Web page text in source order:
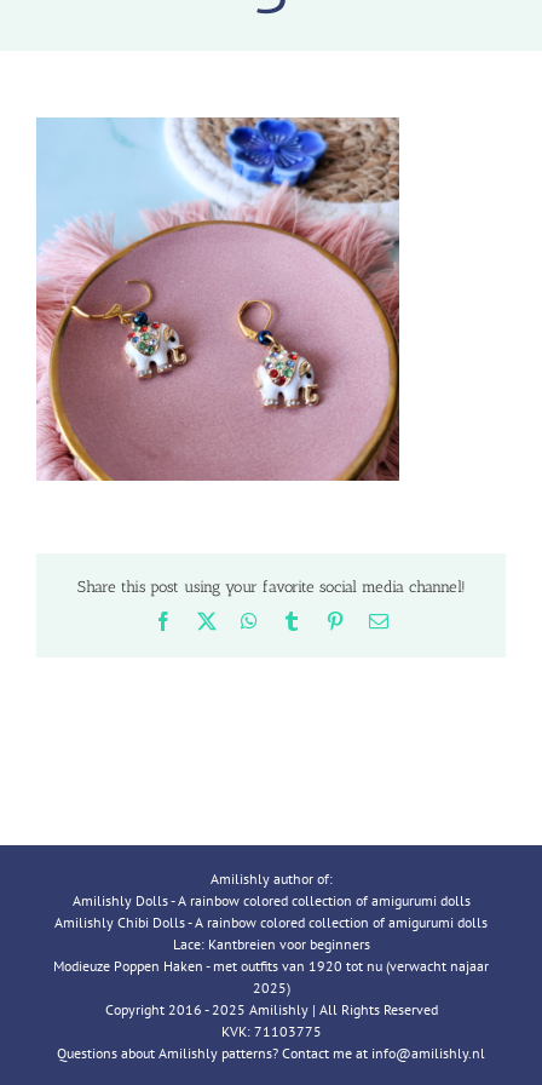
Share this post using your favorite social media channel!
Facebook WhatsApp
Tumblr PinterestEmail
Amilishly author of:
Amilishly Dolls - A rainbow colored collection of amigurumi dolls
Amilishly Chibi Dolls - A rainbow colored collection of amigurumi dolls
Lace: Kantbreien voor beginners
Modieuze Poppen Haken - met outfits van 1920 tot nu (verwacht najaar
2025)
Copyright 2016 - 2025 Amilishly | All Rights Reserved
KVK: 71103775
Questions about Amilishly patterns? Contact me at info@amilishly.nl